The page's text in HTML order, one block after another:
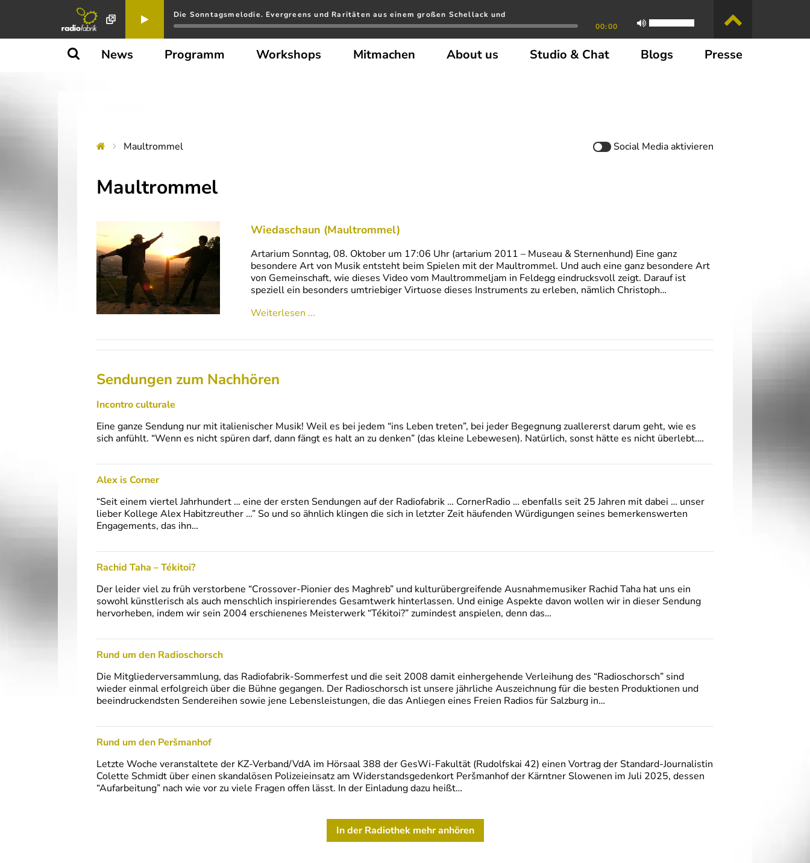
Die Sonntagsmelodie. Evergreens und Raritäten aus einem großen Schellack und
00:00
News Programm Workshops Mitmachen About us Studio & Chat Blogs Presse
Maultrommel Social Mediaaktivieren
Maultrommel
Wiedaschaun (Maultrommel)
Artarium Sonntag, 08. Oktober um 17:06 Uhr (artarium 2011 – Museau & Sternenhund) Eine ganz
besondere Art von Musik entsteht beim Spielen mit der Maultrommel. Und auch eine ganz besondere Art
von Gemeinschaft, wie dieses Video vom Maultrommeljam in Feldegg eindrucksvoll zeigt. Darauf ist
speziell ein besonders umtriebiger Virtuose dieses Instruments zu erleben, nämlich Christoph…
Weiterlesen ...
Sendungen zum Nachhören
Incontro culturale
Eine ganze Sendung nur mit italienischer Musik! Weil es bei jedem “ins Leben treten”, bei jeder Begegnung zuallererst darum geht, wie es
sich anfühlt. “Wenn es nicht spüren darf, dann fängt es halt an zu denken” (das kleine Lebewesen). Natürlich, sonst hätte es nicht überlebt.…
Alex is Corner
“Seit einem viertel Jahrhundert … eine der ersten Sendungen auf der Radiofabrik … CornerRadio … ebenfalls seit 25 Jahren mit dabei … unser
lieber Kollege Alex Habitzreuther …” So und so ähnlich klingen die sich in letzter Zeit häufenden Würdigungen seines bemerkenswerten
Engagements, das ihn…
Rachid Taha – Tékitoi?
Der leider viel zu früh verstorbene “Crossover-Pionier des Maghreb” und kulturübergreifende Ausnahmemusiker Rachid Taha hat uns ein
sowohl künstlerisch als auch menschlich inspirierendes Gesamtwerk hinterlassen. Und einige Aspekte davon wollen wir in dieser Sendung
hervorheben, indem wir sein 2004 erschienenes Meisterwerk “Tékitoi?” zumindest anspielen, denn das…
Rund um den Radioschorsch
Die Mitgliederversammlung, das Radiofabrik-Sommerfest und die seit 2008 damit einhergehende Verleihung des “Radioschorsch” sind
wieder einmal erfolgreich über die Bühne gegangen. Der Radioschorsch ist unsere jährliche Auszeichnung für die besten Produktionen und
beeindruckendsten Sendereihen sowie jene Lebensleistungen, die das Anliegen eines Freien Radios für Salzburg in…
Rund um den Peršmanhof
Letzte Woche veranstaltete der KZ-Verband/VdA im Hörsaal 388 der GesWi-Fakultät (Rudolfskai 42) einen Vortrag der Standard-Journalistin
Colette Schmidt über einen skandalösen Polizeieinsatz am Widerstandsgedenkort Peršmanhof der Kärntner Slowenen im Juli 2025, dessen
“Aufarbeitung” nach wie vor zu viele Fragen offen lässt. In der Einladung dazu heißt…
In der Radiothek mehr anhören